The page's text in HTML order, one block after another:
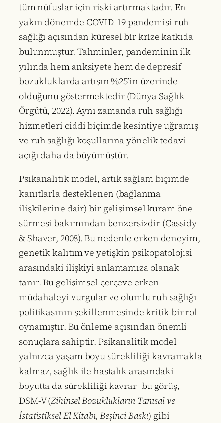
tüm nüfuslar için riski artırmaktadır. En
yakın dönemde COVID-19 pandemisi ruh
sağlığı açısından küresel bir krize katkıda
bulunmuştur. Tahminler, pandeminin ilk
yılında hem anksiyete hem de depresif
bozukluklarda artışın %25’in üzerinde
olduğunu göstermektedir (Dünya Sağlık
Örgütü, 2022). Aynı zamanda ruh sağlığı
hizmetleri ciddi biçimde kesintiye uğramış
ve ruh sağlığı koşullarına yönelik tedavi
açığı daha da büyümüştür.
Psikanalitik model, artık sağlam biçimde
kanıtlarla desteklenen (bağlanma
ilişkilerine dair) bir gelişimsel kuram öne
sürmesi bakımından benzersizdir (Cassidy
& Shaver, 2008). Bu nedenle erken deneyim,
genetik kalıtım ve yetişkin psikopatolojisi
arasındaki ilişkiyi anlamamıza olanak
tanır. Bu gelişimsel çerçeve erken
müdahaleyi vurgular ve olumlu ruh sağlığı
politikasının şekillenmesinde kritik bir rol
oynamıştır. Bu önleme açısından önemli
sonuçlara sahiptir. Psikanalitik model
yalnızca yaşam boyu sürekliliği kavramakla
kalmaz, sağlık ile hastalık arasındaki
boyutta da sürekliliği kavrar -bu görüş,
DSM-V (Zihinsel Bozuklukların Tanısal ve
İstatistiksel El Kitabı, Beşinci Baskı) gibi